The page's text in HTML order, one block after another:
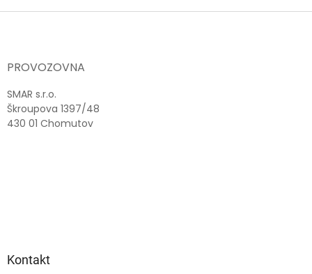
PROVOZOVNA
SMAR s.r.o.
Škroupova 1397/48
430 01 Chomutov
Kontakt